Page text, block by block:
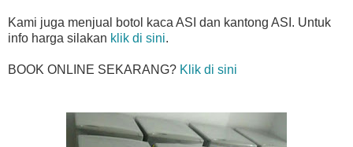
Kami juga menjual botol kaca ASI dan kantong ASI. Untuk
info harga silakan klik di sini.
BOOK ONLINE SEKARANG? Klik di sini